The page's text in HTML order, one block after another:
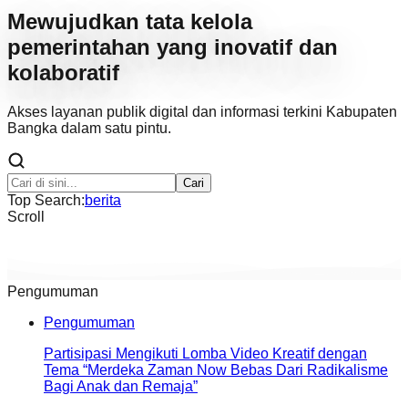
Mewujudkan tata kelola
pemerintahan yang inovatif dan
kolaboratif
Akses layanan publik digital dan informasi terkini Kabupaten
Bangka dalam satu pintu.
Cari
Top Search:berita
Scroll
Pengumuman
Pengumuman
Partisipasi Mengikuti Lomba Video Kreatif dengan
Tema “Merdeka Zaman Now Bebas Dari Radikalisme
Bagi Anak dan Remaja”